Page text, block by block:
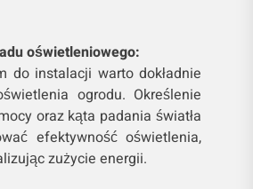
oświetleniowego:
do instalacji warto dokładnie
ogrodu. Określenie
oraz kąta padania światła
efektywność oświetlenia,
zużycie energii.